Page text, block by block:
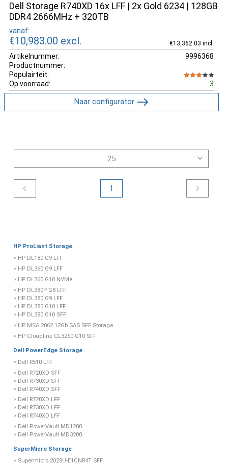
Dell Storage R740XD 16x LFF | 2x Gold 6234 | 128GB
DDR4 2666MHz + 320TB
vanaf:
€10,983.00 excl. €13,362.03 incl.
Artikelnummer:
9996368
Productnummer:
Populairteit:
Op voorraad:
3
Naar configurator
1
HP ProLiant Storage
> HP DL180 G9 LFF
> HP DL360 G9 LFF
> HP DL360 G10 NVMe
> HP DL380P G8 LFF
> HP DL380 G9 LFF
> HP DL380 G10 LFF
> HP DL380 G10 SFF
> HP MSA 2062 12Gb SAS SFF Storage
> HP Cloudline CL3250 G10 SFF
Dell PowerEdge Storage
> Dell R510 LFF
> Dell R720XD SFF
> Dell R730XD SFF
> Dell R740XD SFF
> Dell R720XD LFF
> Dell R730XD LFF
> Dell R740XD LFF
> Dell PowerVault MD1200
> Dell PowerVault MD3200
SuperMicro Storage
> Supermicro 2028U-E1CNR4T SFF